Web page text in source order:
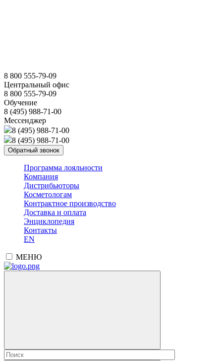
8 800 555-79-09
Центральный офис
8 800 555-79-09
Обучение
8 (495) 988-71-00
Мессенджер
8 (495) 988-71-00
8 (495) 988-71-00
Обратный звонок
Программа лояльности
Компания
Дистрибьюторы
Косметологам
Контрактное производство
Доставка и оплата
Энциклопедия
Контакты
EN
МЕНЮ